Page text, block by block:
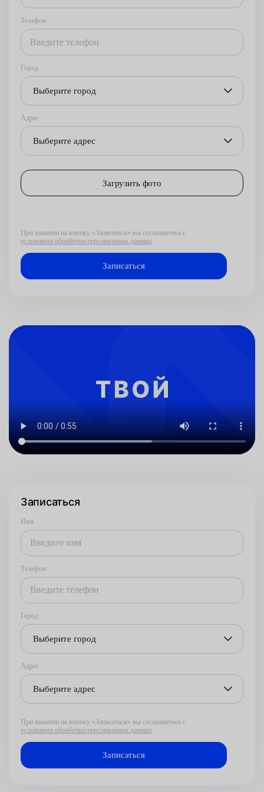
Телефон
Город
Выберите город
Адрес
Выберите адрес
Загрузить фото
При нажатии на кнопку «Записаться» вы соглашаетесь с
условиями обработки персональных данных
Записаться
Имя
Телефон
Город
Выберите город
Адрес
Выберите адрес
При нажатии на кнопку «Записаться» вы соглашаетесь с
условиями обработки персональных данных